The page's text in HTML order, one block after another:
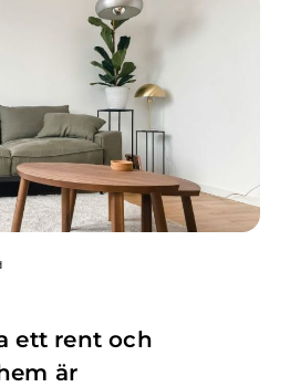
ett rent och
är